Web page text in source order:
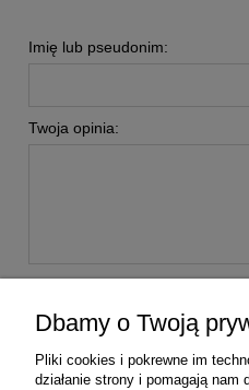
Imię lub pseudonim:
Twoja opinia:
Dbamy o Twoją
Pliki cookies i pokrewne im
działanie strony i pomagają nam